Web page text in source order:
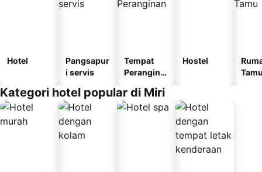
Hotel
Pangsapur
i servis
Tempat
Perangina
Hostel
Kategori hotel popular di Miri